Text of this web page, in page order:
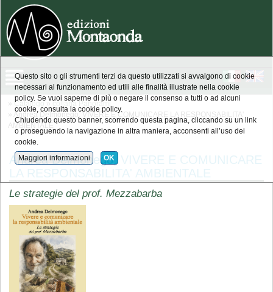
» Catalogo »
collana Panorami
» Andrea Delmonego, VIVERE E COMUNICARE LA RESPONSABILITA'
AMBIENTALE
Andrea Delmonego, VIVERE E COMUNICARE
LA RESPONSABILITA' AMBIENTALE
Le strategie del prof. Mezzabarba
Questo sito o gli strumenti terzi da questo utilizzati si avvalgono di cookie
necessari al funzionamento ed utili alle finalità illustrate nella cookie
policy. Se vuoi saperne di più o negare il consenso a tutti o ad alcuni
cookie, consulta la cookie policy.
Chiudendo questo banner, scorrendo questa pagina, cliccando su un link
o proseguendo la navigazione in altra maniera, acconsenti all’uso dei
cookie.
Maggiori informazioni OK